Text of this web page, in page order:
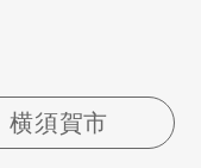
横須賀市